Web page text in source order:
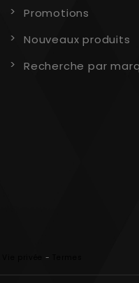
Promotions
Nouveaux produits
Recherche par
-